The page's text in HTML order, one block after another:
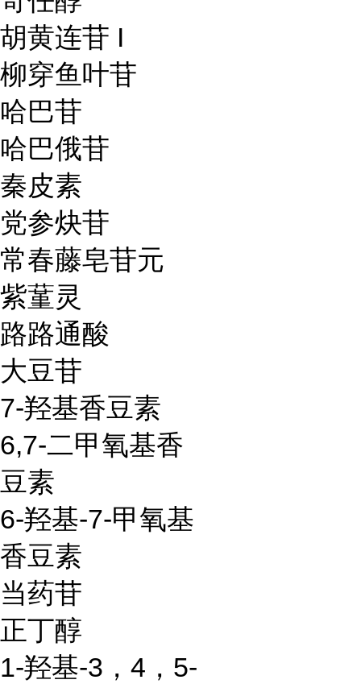
胡黄连苷 I
柳穿鱼叶苷
哈巴苷
哈巴俄苷
秦皮素
党参炔苷
常春藤皂苷元
紫蓳灵
路路通酸
大豆苷
7-羟基香豆素
6,7-二甲氧基香
豆素
6-羟基-7-甲氧基
香豆素
当药苷
正丁醇
1-羟基-3，4，5-